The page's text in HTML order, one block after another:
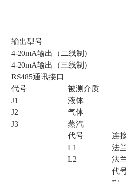
输出型号
4-20mA输出（二线制）
4-20mA输出（三线制）
RS485通讯接口
代号
被测介质
J1
液体
J2
气体
J3
蒸汽
代号
连
L1
法
L2
法
代